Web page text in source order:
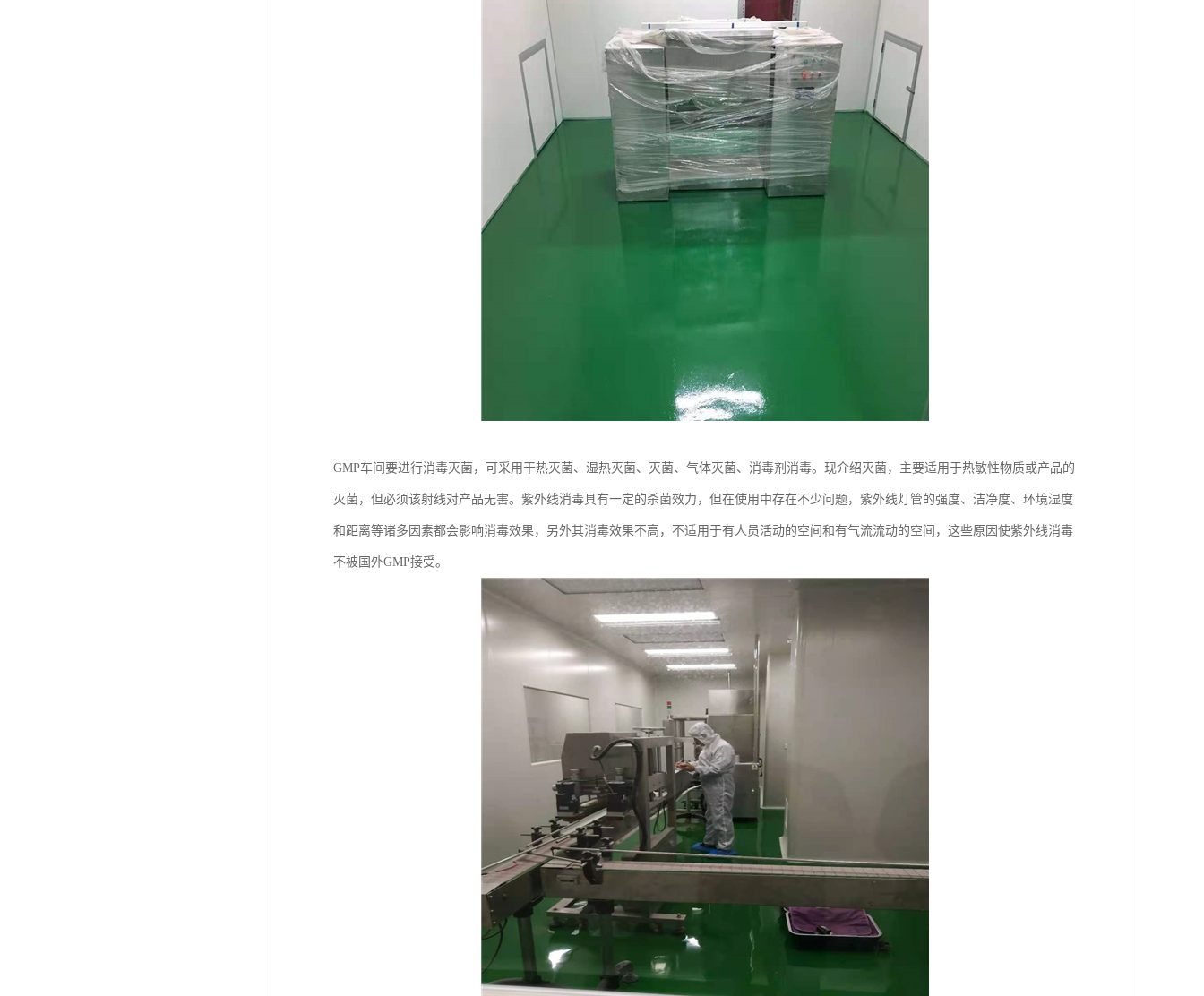
GMP车间要进行消毒灭菌，可采用干热灭菌、湿热灭菌、灭菌、气体灭菌、消毒剂消毒。现介绍灭菌，主要适用于热敏性物质或产品的
灭菌，但必须该射线对产品无害。紫外线消毒具有一定的杀菌效力，但在使用中存在不少问题，紫外线灯管的强度、洁净度、环境湿度
和距离等诸多因素都会影响消毒效果，另外其消毒效果不高，不适用于有人员活动的空间和有气流流动的空间，这些原因使紫外线消毒
不被国外GMP接受。